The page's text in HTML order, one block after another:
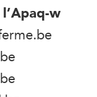
w